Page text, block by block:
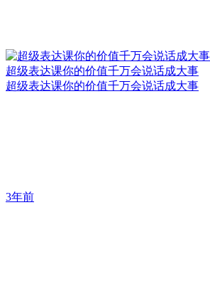
超级表达课你的价值千万会说话成大事
超级表达课你的价值千万会说话成大事
3年前